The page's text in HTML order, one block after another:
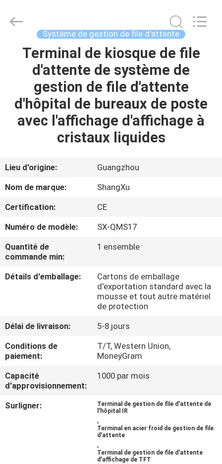
MAISON
PRODUITS
AU
NOUS
D'USINE
CONTRÔLE
DE
QUALITÉ
NOUS
NOUVELLES
DEMANDEZ
UNE
Technology
Co.,Ltd.
Système de gestion de file d'attente
Terminal de kiosque de file
d'attente de système de
gestion de file d'attente
d'hôpital de bureaux de poste
avec l'affichage d'affichage à
cristaux liquides
Lieu d'origine:
Guangzhou
Nom de marque:
ShangXu
Certification:
CE
Numéro de modèle:
SX-QMS17
Quantité de
commande min:
1 ensemble
Détails d'emballage:
Cartons de emballage
d'exportation standard avec la
mousse et tout autre matériel
de protection
Délai de livraison:
5-8 jours
Conditions de
paiement:
T/T, Western Union,
MoneyGram
Capacité
d'approvisionnement:
1000 par mois
Surligner:
Terminal de gestion de file d'attente de
l'hôpital IR
,
Terminal en acier froid de gestion de file
d'attente
,
Terminal de gestion de file d'attente
d'affichage de TFT